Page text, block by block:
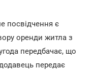
посвідчення є
оренди житла з
передбачає, що
передає